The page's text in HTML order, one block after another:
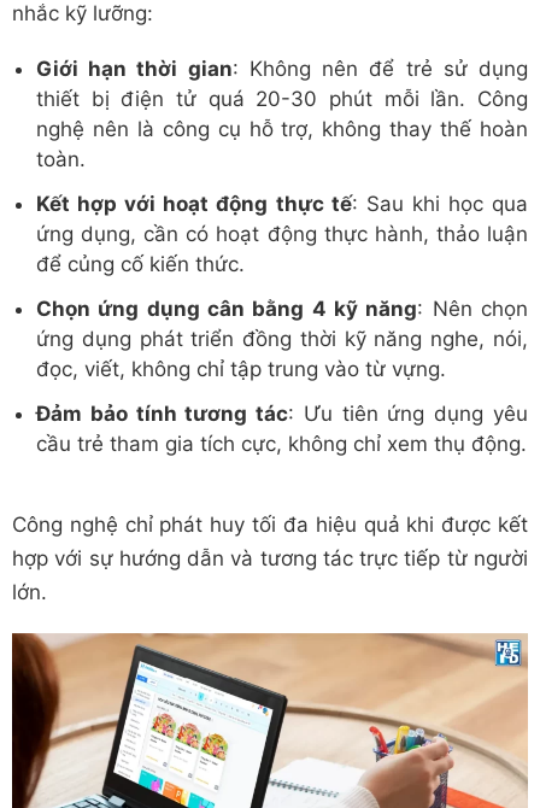
nhắc kỹ lưỡng:
Giới hạn thời gian: Không nên để trẻ sử dụng
thiết bị điện tử quá 20-30 phút mỗi lần. Công
nghệ nên là công cụ hỗ trợ, không thay thế hoàn
toàn.
Kết hợp với hoạt động thực tế: Sau khi học qua
ứng dụng, cần có hoạt động thực hành, thảo luận
để củng cố kiến thức.
Chọn ứng dụng cân bằng 4 kỹ năng: Nên chọn
ứng dụng phát triển đồng thời kỹ năng nghe, nói,
đọc, viết, không chỉ tập trung vào từ vựng.
Đảm bảo tính tương tác: Ưu tiên ứng dụng yêu
cầu trẻ tham gia tích cực, không chỉ xem thụ động.
Công nghệ chỉ phát huy tối đa hiệu quả khi được kết
hợp với sự hướng dẫn và tương tác trực tiếp từ người
lớn.